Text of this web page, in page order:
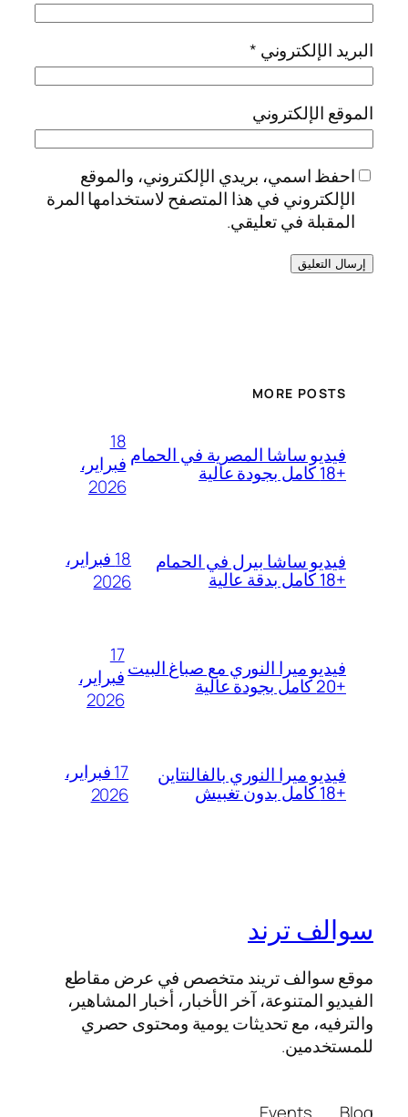
البريد الإلكتروني *
الموقع الإلكتروني
احفظ اسمي، بريدي الإلكتروني، والموقع
الإلكتروني في هذا المتصفح لاستخدامها المرة
المقبلة في تعليقي.
MORE POSTS
فيديو ساشا المصرية في الحمام
+18 كامل بجودة عالية
18
فبراير،
2026
فيديو ساشا بيرل في الحمام
+18 كامل بدقة عالية
18 فبراير،
2026
فيديو ميرا النوري مع صباغ البيت
+20 كامل بجودة عالية
17
فبراير،
2026
فيديو ميرا النوري بالفالنتاين
+18 كامل بدون تغبيش
17 فبراير،
2026
سوالف ترند
موقع سوالف تريند متخصص في عرض مقاطع
الفيديو المتنوعة، آخر الأخبار، أخبار المشاهير،
والترفيه، مع تحديثات يومية ومحتوى حصري
للمستخدمين.